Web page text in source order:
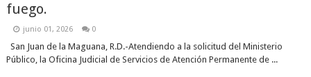
fuego.
junio 01, 2026 0
San Juan de la Maguana, R.D.-Atendiendo a la solicitud del Ministerio
Público, la Oficina Judicial de Servicios de Atención Permanente de ...